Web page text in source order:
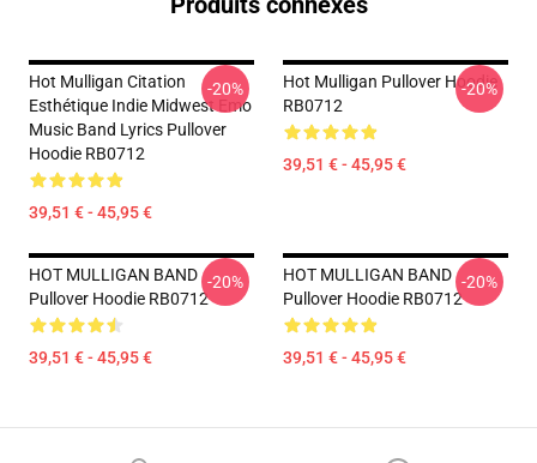
Hot Mulligan Citation
Esthétique Indie Midwest Emo
Music Band Lyrics Pullover
Hoodie RB0712
39,51 € - 45,95 €
-20%
Hot Mulligan Pullover Hoodie
RB0712
39,51 € - 45,95 €
-20%
HOT MULLIGAN BAND
Pullover Hoodie RB0712
39,51 € - 45,95 €
-20%
HOT MULLIGAN BAND
Pullover Hoodie RB0712
39,51 € - 45,95 €
-20%